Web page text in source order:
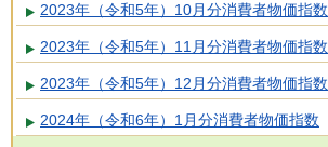
2023年（令和5年）10月分消費者物価指数
2023年（令和5年）11月分消費者物価指数
2023年（令和5年）12月分消費者物価指数
2024年（令和6年）1月分消費者物価指数